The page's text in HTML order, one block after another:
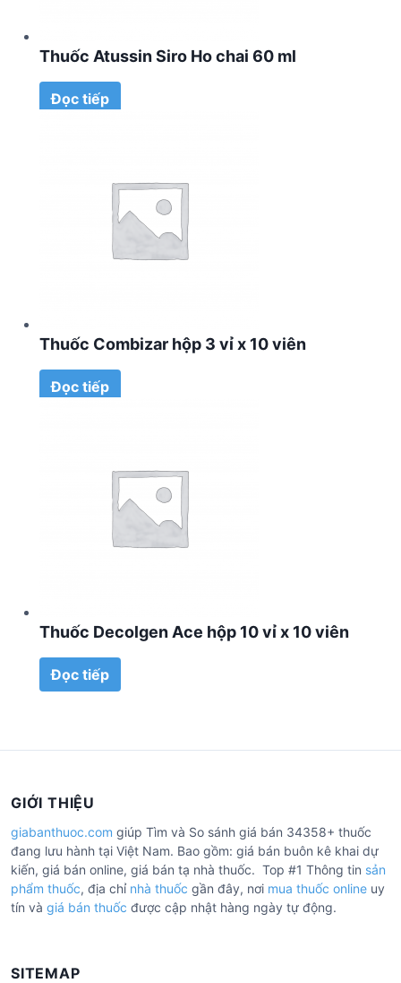
Thuốc Atussin Siro Ho chai 60 ml
Đọc tiếp
Thuốc Combizar hộp 3 vỉ x 10 viên
Đọc tiếp
Thuốc Decolgen Ace hộp 10 vỉ x 10 viên
Đọc tiếp
GIỚI THIỆU
giabanthuoc.com giúp Tìm và So sánh giá bán 34358+ thuốc
đang lưu hành tại Việt Nam. Bao gồm: giá bán buôn kê khai dự
kiến, giá bán online, giá bán tạ nhà thuốc. Top #1 Thông tin sản
phẩm thuốc, địa chỉ nhà thuốc gần đây, nơi mua thuốc online uy
tín và giá bán thuốc được cập nhật hàng ngày tự động.
SITEMAP